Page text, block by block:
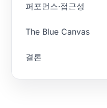
퍼포먼스·접근성
The Blue Canvas
결론